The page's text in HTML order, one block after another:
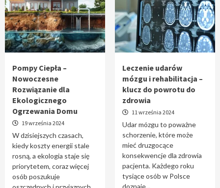
Pompy Ciepła –
Nowoczesne
Rozwiązanie dla
Ekologicznego
Ogrzewania Domu
19 września 2024
W dzisiejszych czasach,
kiedy koszty energii stale
rosną, a ekologia staje się
priorytetem, coraz więcej
osób poszukuje
Leczenie udarów
mózgu i rehabilitacja –
klucz do powrotu do
zdrowia
11 września 2024
Udar mózgu to poważne
schorzenie, które może
mieć druzgocące
konsekwencje dla zdrowia
pacjenta. Każdego roku
tysiące osób w Polsce
doznaje...